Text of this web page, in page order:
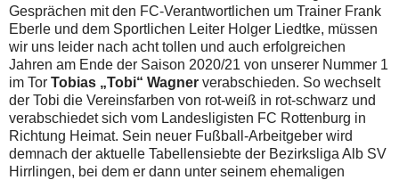
Gesprächen mit den FC-Verantwortlichen um Trainer Frank
Eberle und dem Sportlichen Leiter Holger Liedtke, müssen
wir uns leider nach acht tollen und auch erfolgreichen
Jahren am Ende der Saison 2020/21 von unserer Nummer 1
im Tor Tobias „Tobi“ Wagner verabschieden. So wechselt
der Tobi die Vereinsfarben von rot-weiß in rot-schwarz und
verabschiedet sich vom Landesligisten FC Rottenburg in
Richtung Heimat. Sein neuer Fußball-Arbeitgeber wird
demnach der aktuelle Tabellensiebte der Bezirksliga Alb SV
Hirrlingen, bei dem er dann unter seinem ehemaligen